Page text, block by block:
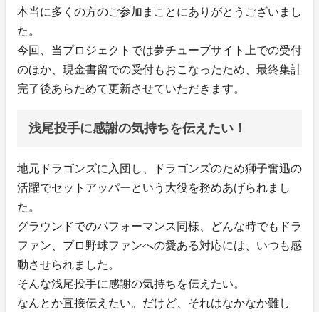
本当に多くの方のご参加まことにありがとうございまし
た。
今回、当プロジェクトでは夢チューブサイト上での受付
のほか、現金書留での受付もおこなったため、最終集計
完了後あらためて更新させていただきます。
浅尾投手に感謝の気持ちを伝えたい！
地元ドラゴンズに入団し、ドラゴンズのため獅子奮迅の
活躍でセットアッパーという大役を務めあげられまし
た。
グラウンドでのパフォーマンス同様、どんな時でもドラ
ファン、プロ野球ファンへの愛ある対応には、いつも感
動させられました。
そんな浅尾投手に感謝の気持ちを伝えたい。
なんとか直接伝えたい。だけど、それはなかなか難し